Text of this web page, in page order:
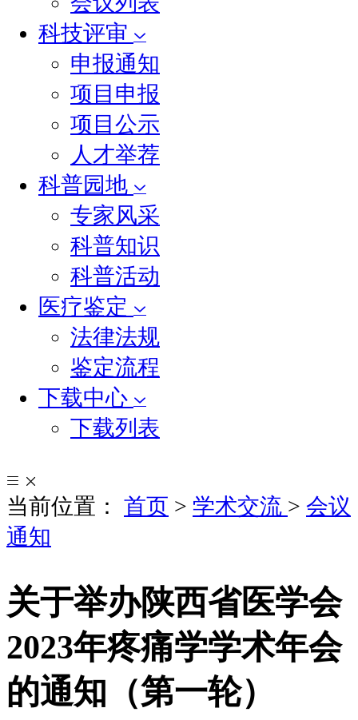
科技评审
申报通知
项目申报
项目公示
人才举荐
科普园地
专家风采
科普知识
科普活动
医疗鉴定
法律法规
鉴定流程
下载中心
下载列表
当前位置： 首页 > 学术交流 > 会议
通知
关于举办陕西省医学会
2023年疼痛学学术年会
的通知（第一轮）